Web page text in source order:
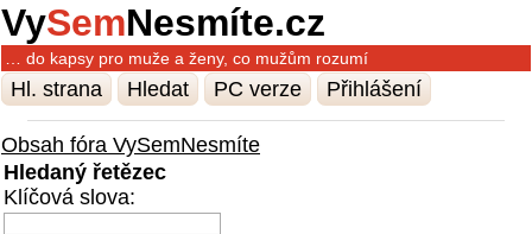
VySemNesmíte.cz
… do kapsy pro muže a ženy, co mužům rozumí
Hl. strana Hledat PC verze Přihlášení
Obsah fóra VySemNesmíte
Hledaný řetězec
Klíčová slova: